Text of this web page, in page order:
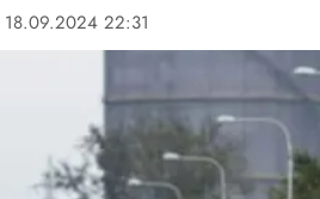
18.09.2024 22:31